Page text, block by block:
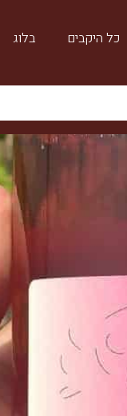
כל היקבים בלוג